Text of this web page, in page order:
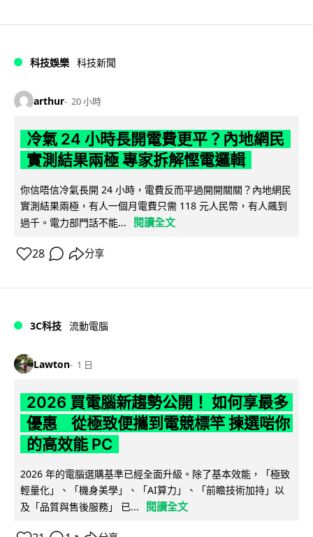
科技娛樂 科技新聞
arthur 20 小時
冷氣 24 小時長開電費更平？內地網民
實測結果兩極 專家拆解慳電邏輯
你信唔信冷氣長開 24 小時，電費反而平過開開關關？內地網民
實測結果兩極，有人一個月電費只需 118 元人民幣，有人飆到
過千。電力部門話不能...
閱讀全文
28 分享
3C科技 流動電腦
Lawton 1 日
2026 買電腦新趨勢公開！ 如何享最多
優惠 從極致便攜到電競標竿 揀選啱你
的高效能 PC
2026 年的電腦選購基準已經全面升級。除了基本效能，「極致
輕量化」、「機身美學」、「AI算力」、「前瞻技術加持」以
及「品質與售後服務」 已...
閱讀全文